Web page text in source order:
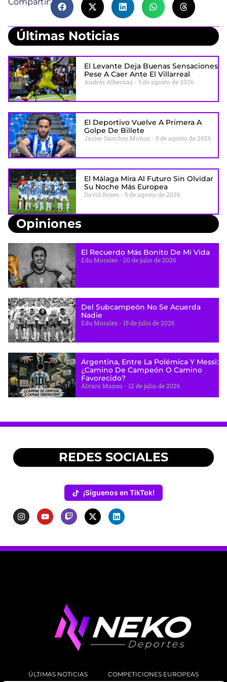
Últimas Noticias
El Levante Deja Buenas Sensaciones
Pese A Caer Ante El Villarreal
Andrés Albernaz 5 de agosto de 2026
El Deportivo Vuelve A Primera A
Golpe De Billete
Javier Sánchez Muñoz 5 de agosto de 2026
El Málaga Mira Al Futuro Sin Olvidar
Su Noche Más Europea
David Roses 5 de agosto de 2026
Opiniones
El Recuerdo Más Bonito De Mi Vida
Edu Morales 20 de julio de 2026
Del Subcampeón No Se Acuerda
Nadie
Edu Morales 15 de julio de 2026
Argentina, Entre La Polémica Y Messi:
¿camino De Campeón O Camino
Favorecido?
Álvaro Manso 12 de julio de 2026
REDES SOCIALES
¡Síguenos en TikTok!
ÚLTIMAS NOTICIAS COMPETICIONES EUROPEAS